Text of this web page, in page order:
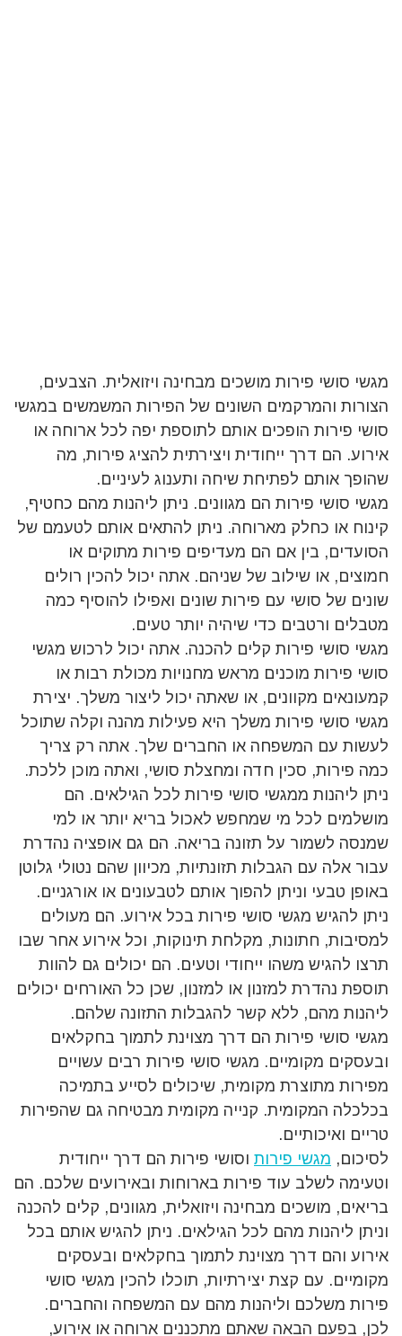
מגשי סושי פירות מושכים מבחינה ויזואלית. הצבעים,
הצורות והמרקמים השונים של הפירות המשמשים במגשי
סושי פירות הופכים אותם לתוספת יפה לכל ארוחה או
אירוע. הם דרך ייחודית ויצירתית להציג פירות, מה
שהופך אותם לפתיחת שיחה ותענוג לעיניים.
מגשי סושי פירות הם מגוונים. ניתן ליהנות מהם כחטיף,
קינוח או כחלק מארוחה. ניתן להתאים אותם לטעמם של
הסועדים, בין אם הם מעדיפים פירות מתוקים או
חמוצים, או שילוב של שניהם. אתה יכול להכין רולים
שונים של סושי עם פירות שונים ואפילו להוסיף כמה
מטבלים ורטבים כדי שיהיה יותר טעים.
מגשי סושי פירות קלים להכנה. אתה יכול לרכוש מגשי
סושי פירות מוכנים מראש מחנויות מכולת רבות או
קמעונאים מקוונים, או שאתה יכול ליצור משלך. יצירת
מגשי סושי פירות משלך היא פעילות מהנה וקלה שתוכל
לעשות עם המשפחה או החברים שלך. אתה רק צריך
כמה פירות, סכין חדה ומחצלת סושי, ואתה מוכן ללכת.
ניתן ליהנות ממגשי סושי פירות לכל הגילאים. הם
מושלמים לכל מי שמחפש לאכול בריא יותר או למי
שמנסה לשמור על תזונה בריאה. הם גם אופציה נהדרת
עבור אלה עם הגבלות תזונתיות, מכיוון שהם נטולי גלוטן
באופן טבעי וניתן להפוך אותם לטבעונים או אורגניים.
ניתן להגיש מגשי סושי פירות בכל אירוע. הם מעולים
למסיבות, חתונות, מקלחת תינוקות, וכל אירוע אחר שבו
תרצו להגיש משהו ייחודי וטעים. הם יכולים גם להוות
תוספת נהדרת למזנון או למזנון, שכן כל האורחים יכולים
ליהנות מהם, ללא קשר להגבלות התזונה שלהם.
מגשי סושי פירות הם דרך מצוינת לתמוך בחקלאים
ובעסקים מקומיים. מגשי סושי פירות רבים עשויים
מפירות מתוצרת מקומית, שיכולים לסייע בתמיכה
בכלכלה המקומית. קנייה מקומית מבטיחה גם שהפירות
טריים ואיכותיים.
לסיכום, מגשי פירות וסושי פירות הם דרך ייחודית
וטעימה לשלב עוד פירות בארוחות ובאירועים שלכם. הם
בריאים, מושכים מבחינה ויזואלית, מגוונים, קלים להכנה
וניתן ליהנות מהם לכל הגילאים. ניתן להגיש אותם בכל
אירוע והם דרך מצוינת לתמוך בחקלאים ובעסקים
מקומיים. עם קצת יצירתיות, תוכלו להכין מגשי סושי
פירות משלכם וליהנות מהם עם המשפחה והחברים.
לכן, בפעם הבאה שאתם מתכננים ארוחה או אירוע,